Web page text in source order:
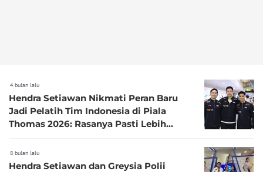
4 bulan lalu
Hendra Setiawan Nikmati Peran Baru
Jadi Pelatih Tim Indonesia di Piala
Thomas 2026: Rasanya Pasti Lebih
8 bulan lalu
Hendra Setiawan dan Greysia Polii